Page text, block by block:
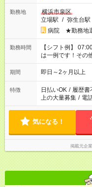
勤務地
横浜市泉区
立場駅 / 弥生台駅
病院 ★勤務地
勤務時間
【シフト例】
は一例です！その
期間 即日～2ヶ月以上
特徴 日払いOK / 履歴書
上の大量募集 / 電
気になる！
掲載元企